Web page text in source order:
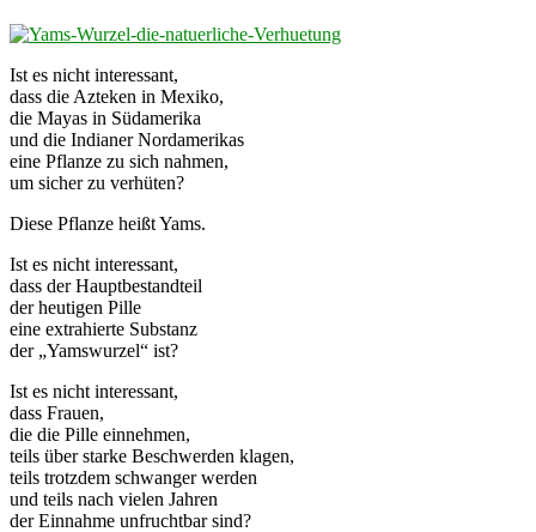
Ist es nicht interessant,
dass die Azteken in Mexiko,
die Mayas in Südamerika
und die Indianer Nordamerikas
eine Pflanze zu sich nahmen,
um sicher zu verhüten?
Diese Pflanze heißt Yams.
Ist es nicht interessant,
dass der Hauptbestandteil
der heutigen Pille
eine extrahierte Substanz
der „Yamswurzel“ ist?
Ist es nicht interessant,
dass Frauen,
die die Pille einnehmen,
teils über starke Beschwerden klagen,
teils trotzdem schwanger werden
und teils nach vielen Jahren
der Einnahme unfruchtbar sind?